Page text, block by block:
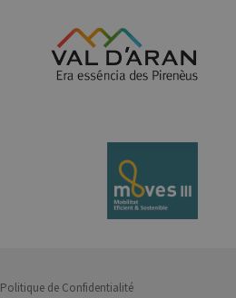
Politique de Confidentialité